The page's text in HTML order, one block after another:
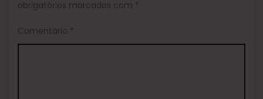
obrigatórios marcados com *
Comentário *